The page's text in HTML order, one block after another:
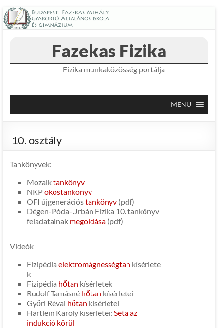
Skip
to
content
Fazekas Fizika
Fizika munkaközösség portálja
MENU
10. osztály
Tankönyvek:
Mozaiktankönyv
NKPokostankönyv
OFI újgenerációstankönyv(pdf)
Dégen-Póda-Urbán Fizika 10. tankönyv
feladatainak megoldása(pdf)
Videók
Fizipédia elektromágnességtan kísérlete
k
Fizipédia hőtan kísérletek
Rudolf Tamásné hőtan kísérletei
Győri Révai hőtan kísérletei
Härtlein Károly kísérletei: Séta az
indukció körül